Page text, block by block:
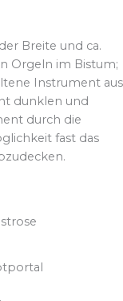
Breite und ca.
Orgeln im Bistum;
Instrument aus
dunklen und
durch die
fast das